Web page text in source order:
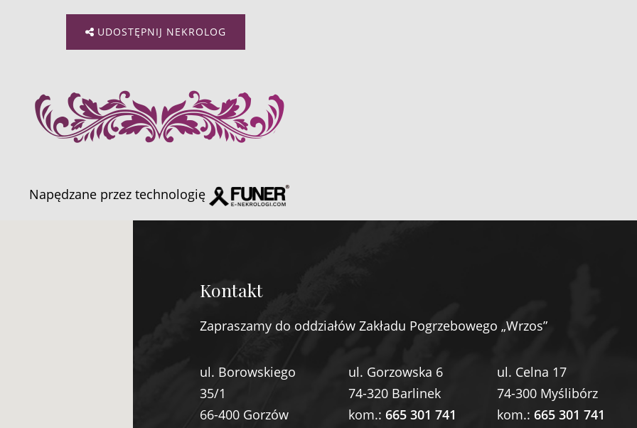
UDOSTĘPNIJ NEKROLOG
Napędzane przez technologię
Kontakt
Zapraszamy do oddziałów Zakładu Pogrzebowego „Wrzos”
ul. Borowskiego
35/1
66-400 Gorzów
ul. Gorzowska 6
74-320 Barlinek
kom.:665 301 741
ul. Celna 17
74-300 Myślibórz
kom.:665 301 741